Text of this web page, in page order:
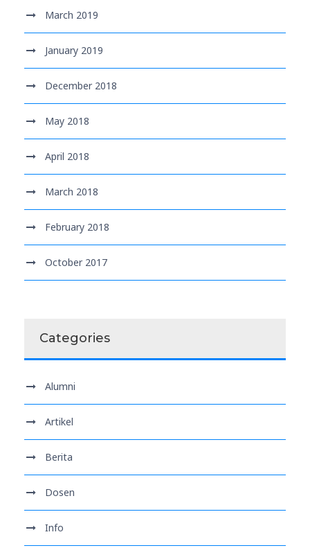
March 2019
January 2019
December 2018
May 2018
April 2018
March 2018
February 2018
October 2017
Categories
Alumni
Artikel
Berita
Dosen
Info